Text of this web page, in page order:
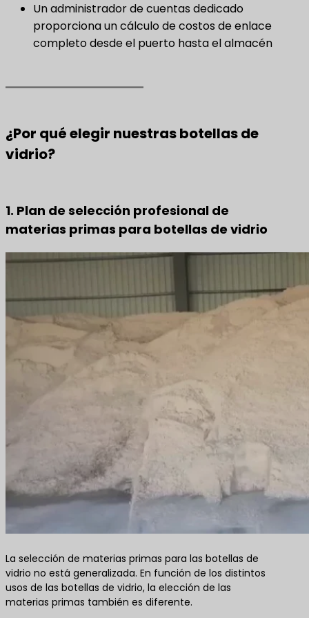
Un administrador de cuentas dedicado
proporciona un cálculo de costos de enlace
completo desde el puerto hasta el almacén
¿Por qué elegir nuestras botellas de
vidrio?
1. Plan de selección profesional de
materias primas para botellas de vidrio
La selección de materias primas para las botellas de
vidrio no está generalizada. En función de los distintos
usos de las botellas de vidrio, la elección de las
materias primas también es diferente.